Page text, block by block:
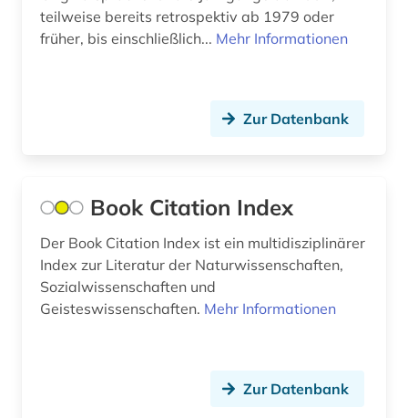
politik (3)
recherchetool (1)
recht (6)
rechtswissenschaft (1)
teilweise bereits retrospektiv ab 1979 oder
früher, bis einschließlich... Mehr Informationen
Zur Datenbank
Book Citation Index
Der Book Citation Index ist ein multidisziplinärer
Index zur Literatur der Naturwissenschaften,
Sozialwissenschaften und
Geisteswissenschaften. Mehr Informationen
Zur Datenbank